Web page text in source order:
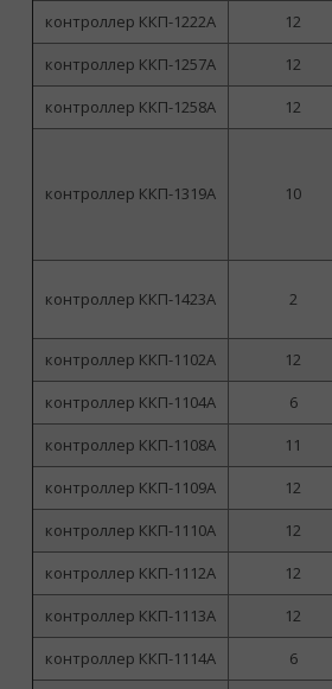
контроллер ККП-1222А 12
контроллер ККП-1257А
12
контроллер ККП-1258А
12
контроллер ККП-1319А 10
контроллер ККП-1423А 2
контроллер ККП-1102А
12
контроллер ККП-1104А 6
контроллер ККП-1108А
11
контроллер ККП-1109А
12
контроллер ККП-1110А
12
контроллер ККП-1112А
12
контроллер ККП-1113А
12
контроллер ККП-1114А
6